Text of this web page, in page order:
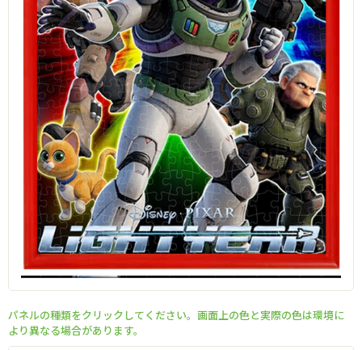
パネルの種類をクリックしてください。画面上の色と実際の色は環境に
より異なる場合があります。